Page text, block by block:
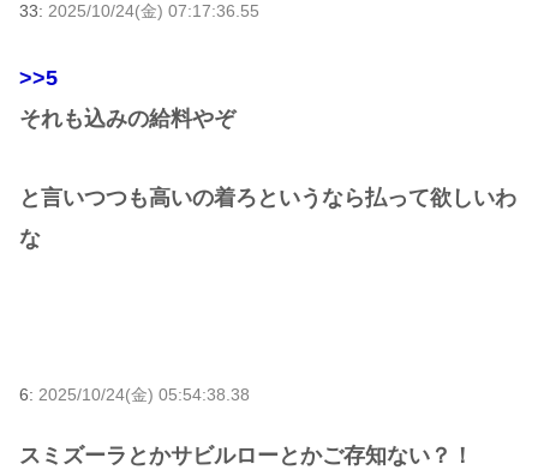
33: 2025/10/24(金) 07:17:36.55
>>5
それも込みの給料やぞ
と言いつつも高いの着ろというなら払って欲しいわ
な
6: 2025/10/24(金) 05:54:38.38
スミズーラとかサビルローとかご存知ない？！